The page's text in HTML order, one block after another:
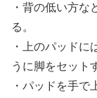
・背の低い方な
る。
・上のパッドに
うに脚をセット
・パッドを手で